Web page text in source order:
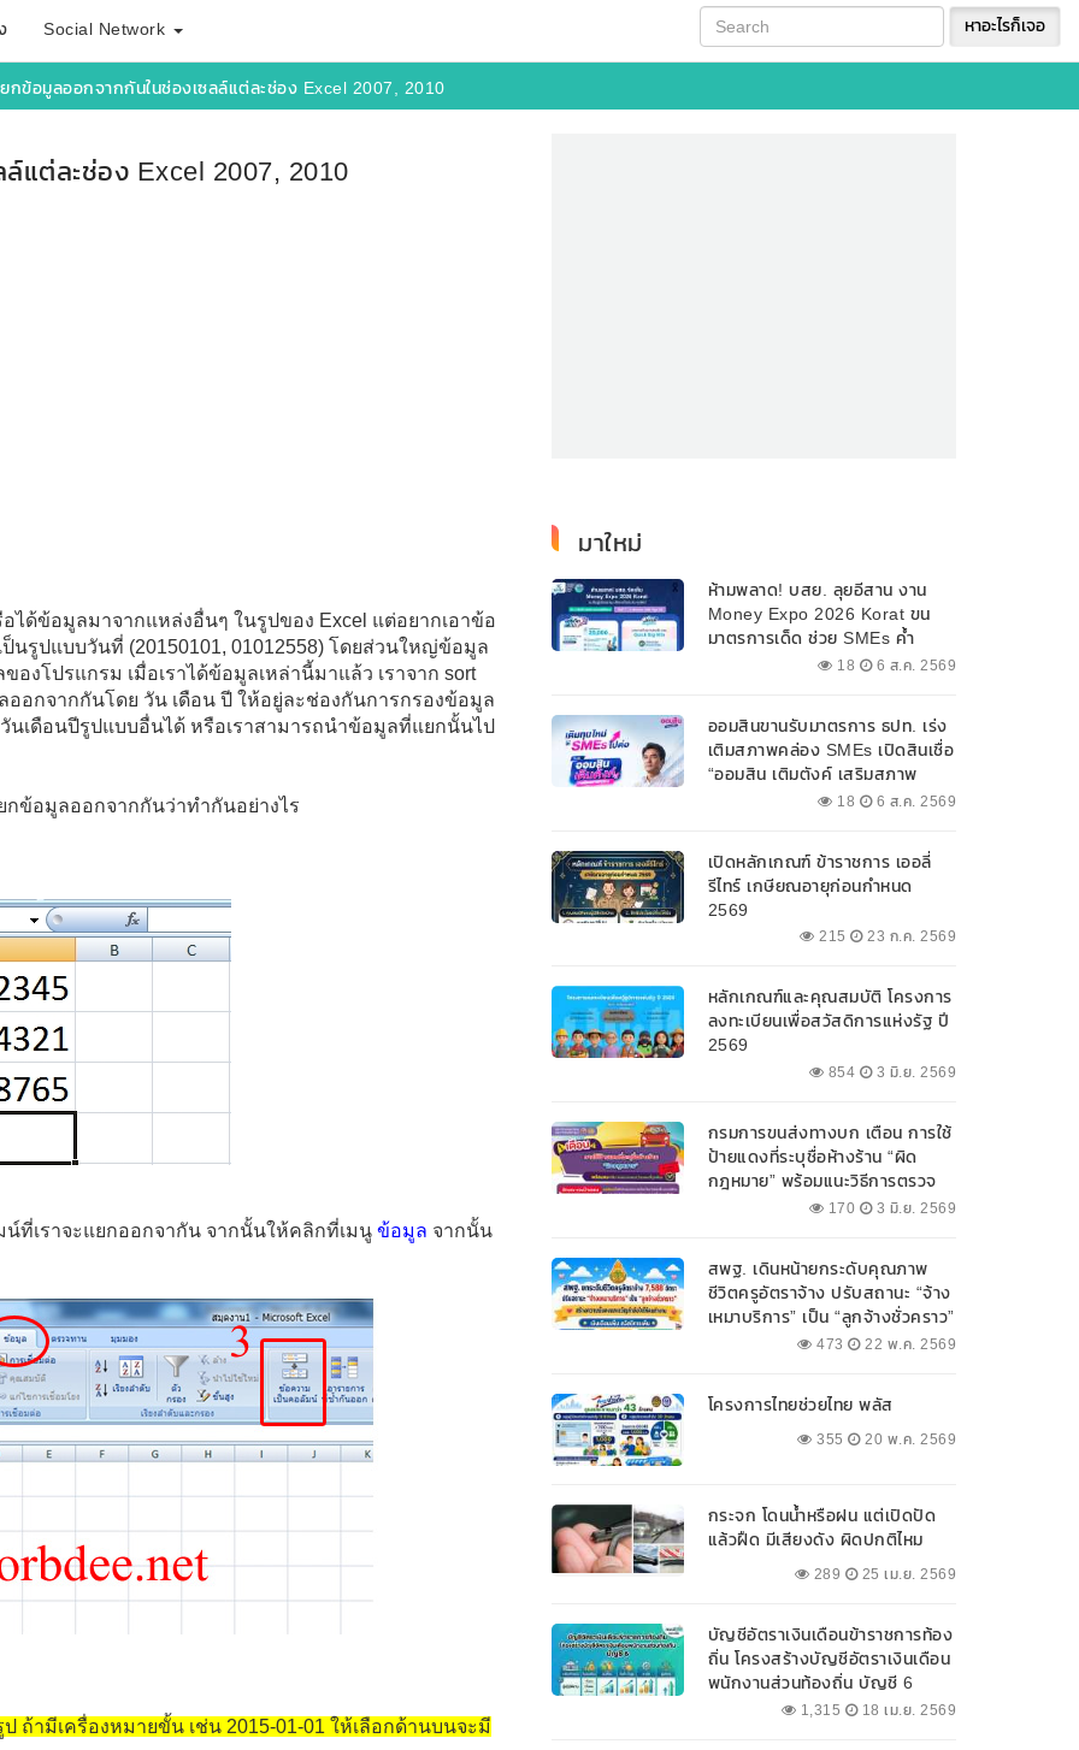
Social Network หาอะไรก็เจอ
กข้อมูลออกจากกันในช่องเซลล์แต่ละช่อง Excel 2007, 2010
แต่ละช่อง Excel 2007, 2010
ด้ข้อมูลมาจากแหล่งอื่นๆ ในรูปของ Excel แต่อยากเอาข้อ
นรูปแบบวันที่ (20150101, 01012558) โดยส่วนใหญ่ข้อมูล
งโปรแกรม เมื่อเราได้ข้อมูลเหล่านี้มาแล้ว เราจาก sort
ออกจากกันโดย วัน เดือน ปี ให้อยู่ละช่องกันการกรองข้อมูล
เดือนปีรูปแบบอื่นได้ หรือเราสามารถนำข้อมูลที่แยกนั้นไป
กข้อมูลออกจากกันว่าทำกันอย่างไร
ที่เราจะแยกออกจากัน จากนั้นให้คลิกที่เมนู ข้อมูล จากนั้น
ถ้ามีเครื่องหมายขั้น เช่น 2015-01-01 ให้เลือกด้านบนจะมี
มาใหม่
ห้ามพลาด! บสย. ลุยอีสาน งาน
Money Expo 2026 Korat ขน
มาตรการเด็ด ช่วย SMEs ค้ำ
ประกันสินเชื่อ-แก้หนี้ 7-9 ส.ค. 69
18 6 ส.ค. 2569
ออมสินขานรับมาตรการ ธปท. เร่ง
เติมสภาพคล่อง SMEs เปิดสินเชื่อ
“ออมสิน เติมตังค์ เสริมสภาพ
คล่อง” วงเงินรวม 2,000
วงเงินกู้สูงสุด 100% ของหลัก
ประกัน ผ่อนนานสูงสุด 10 ปี
18 6 ส.ค. 2569
เปิดหลักเกณฑ์ ข้าราชการ เออลี่
รีไทร์ เกษียณอายุก่อนกำหนด
2569
215 23 ก.ค. 2569
หลักเกณฑ์และคุณสมบัติ โครงการ
ลงทะเบียนเพื่อสวัสดิการแห่งรัฐ ปี
2569
854 3 มิ.ย. 2569
กรมการขนส่งทางบก เตือน การใช้
ป้ายแดงที่ระบุชื่อห้างร้าน “ผิด
กฎหมาย” พร้อมแนะวิธีการตรวจ
สอบป้ายแดงที่ถูกต้อง
170 3 มิ.ย. 2569
สพฐ. เดินหน้ายกระดับคุณภาพ
ชีวิตครูอัตราจ้าง ปรับสถานะ “จ้าง
เหมาบริการ” เป็น “ลูกจ้างชั่วคราว”
473 22 พ.ค. 2569
โครงการไทยช่วยไทย พลัส
355 20 พ.ค. 2569
กระจก โดนน้ำหรือฝน แต่เปิดปัด
แล้วฝืด มีเสียงดัง ผิดปกติไหม
289 25 เม.ย. 2569
บัญชีอัตราเงินเดือนข้าราชการท้อง
ถิ่น โครงสร้างบัญชีอัตราเงินเดือน
พนักงานส่วนท้องถิ่น บัญชี 6
1,315 18 เม.ย. 2569